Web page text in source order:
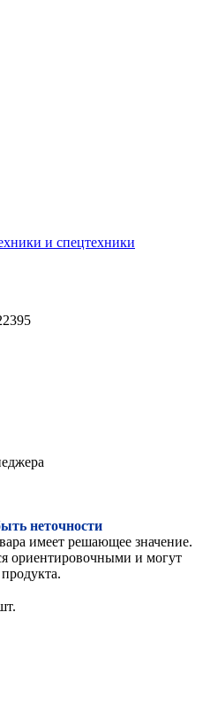
и спецтехники
неточности
имеет решающее значение.
ориентировочными и могут